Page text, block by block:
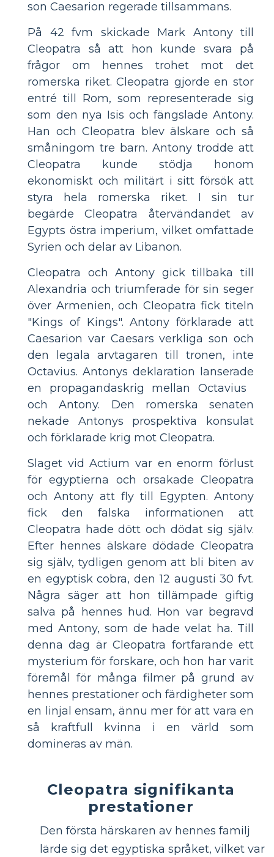
son Caesarion regerade tillsammans.
På 42 fvm skickade Mark Antony till
Cleopatra så att hon kunde svara på
frågor om hennes trohet mot det
romerska riket. Cleopatra gjorde en stor
entré till Rom, som representerade sig
som den nya Isis och fängslade Antony.
Han och Cleopatra blev älskare och så
småningom tre barn. Antony trodde att
Cleopatra kunde stödja honom
ekonomiskt och militärt i sitt försök att
styra hela romerska riket. I sin tur
begärde Cleopatra återvändandet av
Egypts östra imperium, vilket omfattade
Syrien och delar av Libanon.
Cleopatra och Antony gick tillbaka till
Alexandria och triumferade för sin seger
över Armenien, och Cleopatra fick titeln
"Kings of Kings". Antony förklarade att
Caesarion var Caesars verkliga son och
den legala arvtagaren till tronen, inte
Octavius. Antonys deklaration lanserade
en propagandaskrig mellan Octavius ​​
och Antony. Den romerska senaten
nekade Antonys prospektiva konsulat
och förklarade krig mot Cleopatra.
Slaget vid Actium var en enorm förlust
för egyptierna och orsakade Cleopatra
och Antony att fly till Egypten. Antony
fick den falska informationen att
Cleopatra hade dött och dödat sig själv.
Efter hennes älskare dödade Cleopatra
sig själv, tydligen genom att bli biten av
en egyptisk cobra, den 12 augusti 30 fvt.
Några säger att hon tillämpade giftig
salva på hennes hud. Hon var begravd
med Antony, som de hade velat ha. Till
denna dag är Cleopatra fortfarande ett
mysterium för forskare, och hon har varit
föremål för många filmer på grund av
hennes prestationer och färdigheter som
en linjal ensam, ännu mer för att vara en
så kraftfull kvinna i en värld som
domineras av män.
Cleopatra signifikanta
prestationer
Den första härskaren av hennes familj
lärde sig det egyptiska språket, vilket var